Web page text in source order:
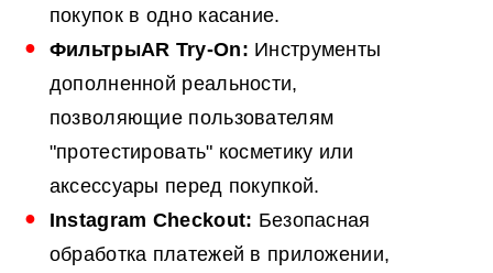
покупок в одно касание.
ФильтрыAR Try-On: Инструменты
дополненной реальности,
позволяющие пользователям
"протестировать" косметику или
аксессуары перед покупкой.
Instagram Checkout: Безопасная
обработка платежей в приложении,